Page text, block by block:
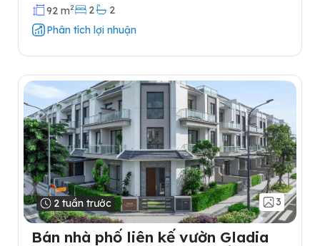
Thành phố Hồ Chí Minh
92 m2 2
2
Phân tích lợi nhuận
2 tuần trước 3
Bán nhà phố liên kế vườn Gladia